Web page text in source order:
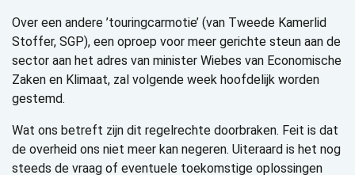
Over een andere ’touringcarmotie’ (van Tweede Kamerlid
Stoffer, SGP), een oproep voor meer gerichte steun aan de
sector aan het adres van minister Wiebes van Economische
Zaken en Klimaat, zal volgende week hoofdelijk worden
gestemd.
Wat ons betreft zijn dit regelrechte doorbraken. Feit is dat
de overheid ons niet meer kan negeren. Uiteraard is het nog
steeds de vraag of eventuele toekomstige oplossingen